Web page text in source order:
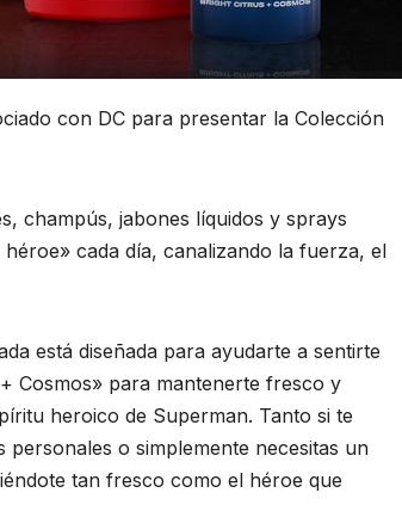
con DC para presentar la Colección
champús, jabones líquidos y sprays
cada día, canalizando la fuerza, el
está diseñada para ayudarte a sentirte
Cosmos» para mantenerte fresco y
heroico de Superman. Tanto si te
o simplemente necesitas un
tan fresco como el héroe que